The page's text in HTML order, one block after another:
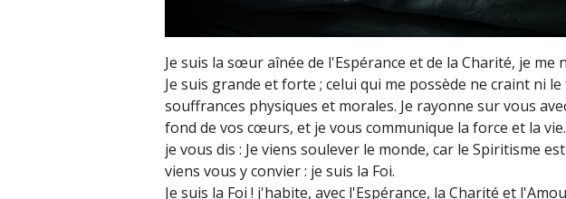
Je suis la sœur aînée de l'Espérance et de la Charité, je me
Je suis grande et forte ; celui qui me possède ne craint ni
souffrances physiques et morales. Je rayonne sur vous
fond de vos cœurs, et je vous communique la force et la
je vous dis : Je viens soulever le monde, car le Spiritisme
viens vous y convier : je suis la Foi.
Je suis la Foi ! j'habite, avec l'Espérance, la Charité et